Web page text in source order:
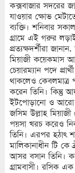
কক্সবাজার সদরের
যাওয়ার ক্ষোভ
ব্যক্তি। শনিবার
গ্রামে এই গরুর
প্রত্যক্ষদর্শীরা
মিয়াজী কয়েকমাস
চেয়ারম্যান পদে
থাকলেও কেবলমাত্র
করেন তিনি। কিন্তু
ইটপোড়ানো ও আরো
জসিম উল্লাহ
পয়সা খরচ করেও
তিনি। এরপর হঠাৎ
মালিকানাধীন টি
আসর বসান তিনি।
গ্রামবাসী। রসিক